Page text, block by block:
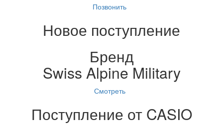
Позвонить
Новое поступление
Бренд
Swiss Alpine Military
Смотреть
Поступление от CASIO